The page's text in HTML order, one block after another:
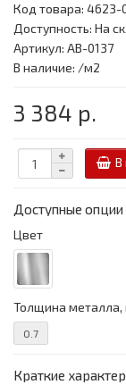
Код товара: 4623-
Доступность: На
Артикул: АВ-0137
В наличие: /м2
3 384 р.
В
Доступные опции
Цвет
Толщина
0.7
Краткие